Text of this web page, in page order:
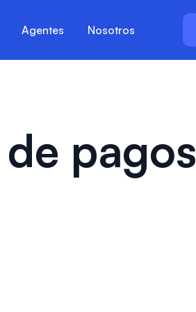
Agentes Nosotros
pagos